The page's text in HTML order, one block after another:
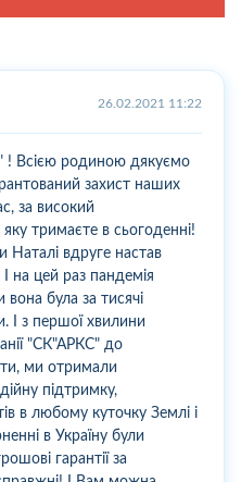
26.02.2021 11:22
! Всією родиною дякуємо
захист наших
за високий
тримаєте в сьогоденні!
Наталі вдруге настав
на цей раз пандемія
була за тисячі
І з першої хвилини
"СК"АРКС" до
ми отримали
підтримку,
в любому куточку Землі і
в Україну були
гарантії за